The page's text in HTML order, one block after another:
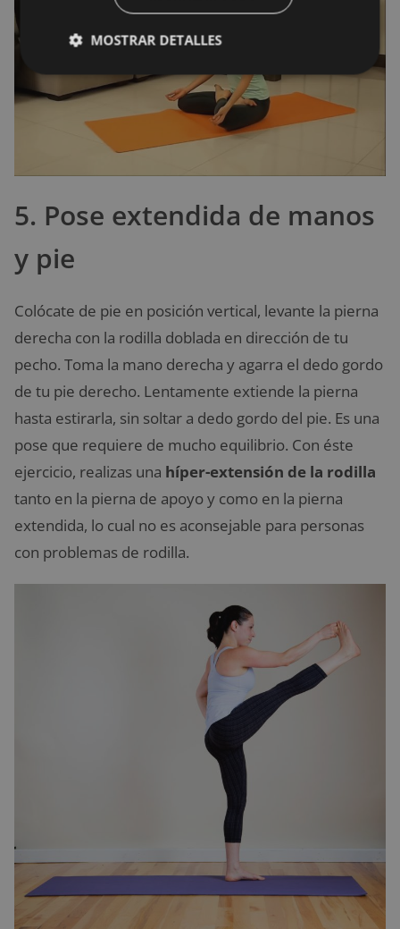
5. Pose extendida de manos
y pie
Colócate de pie en posición vertical, levante la pierna
derecha con la rodilla doblada en dirección de tu
pecho. Toma la mano derecha y agarra el dedo gordo
de tu pie derecho. Lentamente extiende la pierna
hasta estirarla, sin soltar a dedo gordo del pie. Es una
pose que requiere de mucho equilibrio. Con éste
ejercicio, realizas una híper-extensión de la rodilla
tanto en la pierna de apoyo y como en la pierna
extendida, lo cual no es aconsejable para personas
con problemas de rodilla.
MOSTRAR DETALLES